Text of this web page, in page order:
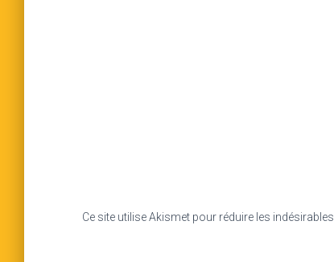
Ce site utilise Akismet pour réduire les indésirables.